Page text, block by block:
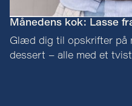
Månedens kok: Lasse
Glæd dig til opskrifter på
dessert – alle med et